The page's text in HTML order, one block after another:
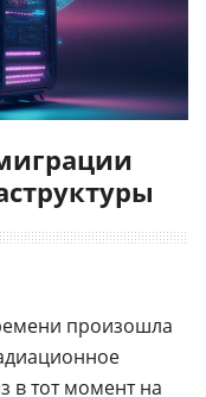
произошла
в тот момент на